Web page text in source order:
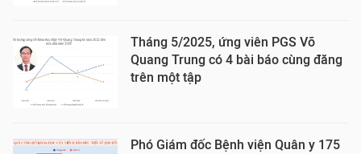
Tháng 5/2025, ứng viên PGS Võ
Quang Trung có 4 bài báo cùng đăng
trên một tập
Phó Giám đốc Bệnh viện Quân y 175